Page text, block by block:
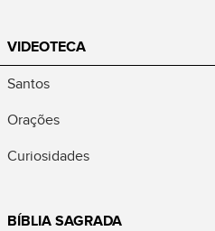
VIDEOTECA
Santos
Orações
Curiosidades
BÍBLIA SAGRADA